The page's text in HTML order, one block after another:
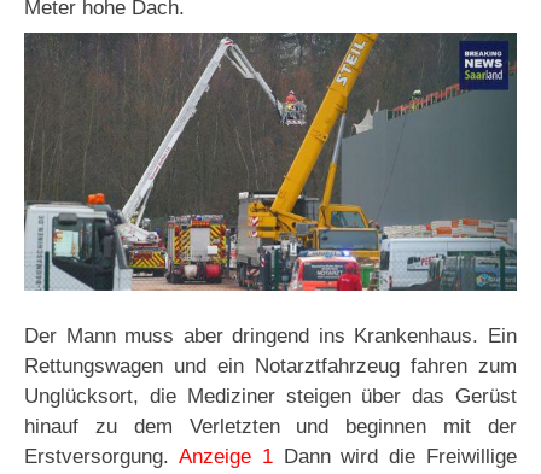
Meter hohe Dach.
Der Mann muss aber dringend ins Krankenhaus. Ein
Rettungswagen und ein Notarztfahrzeug fahren zum
Unglücksort, die Mediziner steigen über das Gerüst
hinauf zu dem Verletzten und beginnen mit der
Erstversorgung. Anzeige 1Dann wird die Freiwillige